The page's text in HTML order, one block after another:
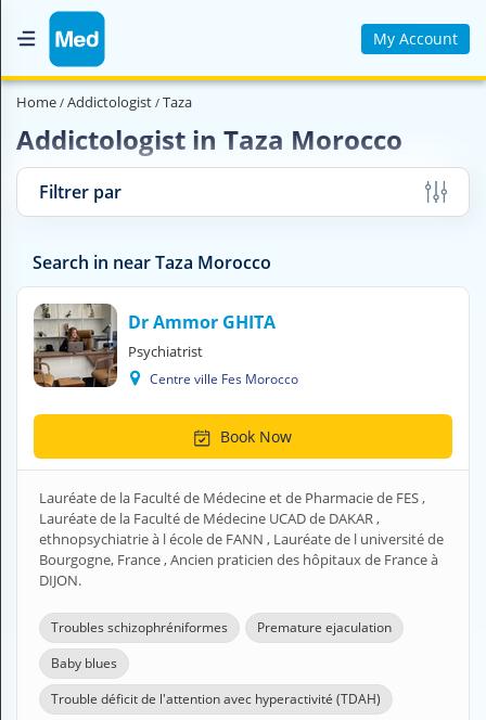
My Account
Home
Medical Magazine
Contact us
Health professional
Pharmacy
Pharmaceutical
Home Addictologist Taza
Addictologist in Taza Morocco
Filtrer par
Search in near Taza Morocco
Dr Ammor GHITA
Psychiatrist
Centre ville Fes Morocco
Book Now
Lauréate de la Faculté de Médecine et de Pharmacie de FES ,
Lauréate de la Faculté de Médecine UCAD de DAKAR ,
ethnopsychiatrie à l école de FANN , Lauréate de l université de
Bourgogne, France , Ancien praticien des hôpitaux de France à
DIJON.
Troubles schizophréniformes
Premature ejaculation
Baby blues
Trouble déficit de l'attention avec hyperactivité (TDAH)